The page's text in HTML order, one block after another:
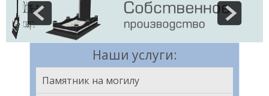
Наши услуги:
Памятник на могилу